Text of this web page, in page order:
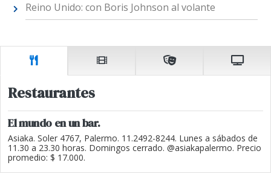
Reino Unido: con Boris Johnson al volante
Restaurantes
El mundo en un bar.
Asiaka. Soler 4767, Palermo. 11.2492-8244. Lunes a sábados de
11.30 a 23.30 horas. Domingos cerrado. @asiakapalermo. Precio
promedio: $ 17.000.